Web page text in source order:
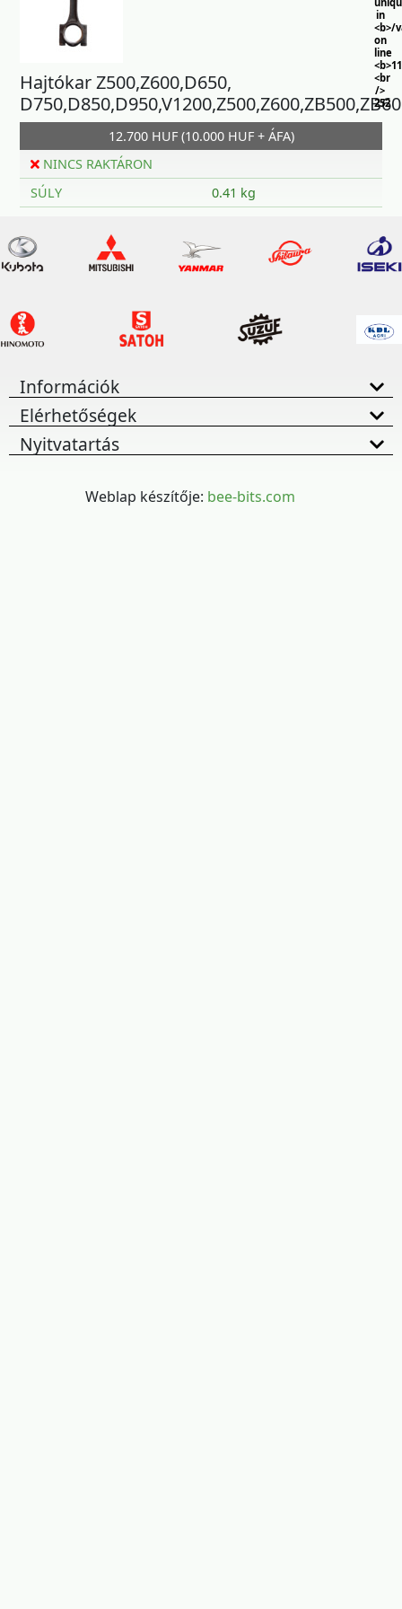
in
<b>/
on
line
<br
/>
252
Hajtókar Z500,Z600,D650,
12.700 HUF (10.000 HUF + ÁFA)
NINCS RAKTÁRON
SÚLY
0.41 kg
Információk
Elérhetőségek
Nyitvatartás
Weblap készítője: bee-bits.com